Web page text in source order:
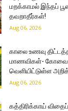
மறக்காமல் இந்தப்
தவறாதீர்கள்!
Aug 06, 2026
காலை உணவு
மாணவிகள்- கோவை
வெளியிட்டுள்ள
Aug 06, 2026
கத்திரிக்காய்